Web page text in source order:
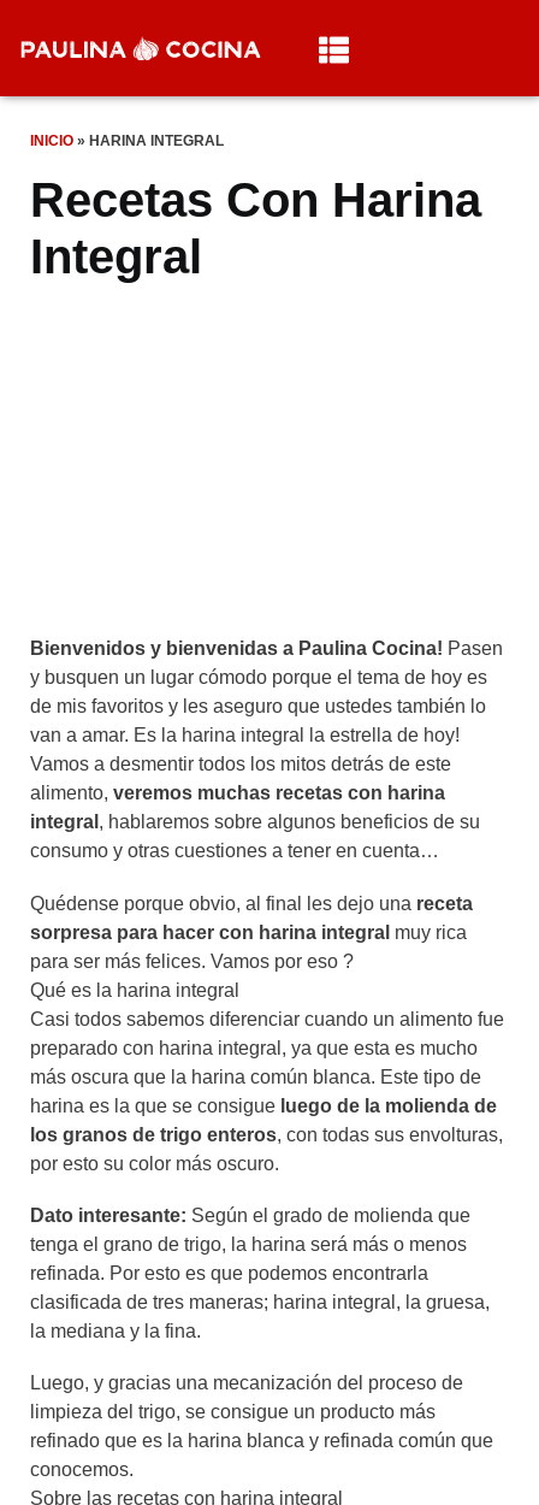
INICIO » HARINA INTEGRAL
Recetas Con Harina
Integral
Bienvenidos y bienvenidas a Paulina Cocina! Pasen
y busquen un lugar cómodo porque el tema de hoy es
de mis favoritos y les aseguro que ustedes también lo
van a amar. Es la harina integral la estrella de hoy!
Vamos a desmentir todos los mitos detrás de este
alimento, veremos muchas recetas con harina
integral , hablaremos sobre algunos beneficios de su
consumo y otras cuestiones a tener en cuenta…
Quédense porque obvio, al final les dejo una receta
sorpresa para hacer con harina integral muy rica
para ser más felices. Vamos por eso ?
Qué es la harina integral
Casi todos sabemos diferenciar cuando un alimento fue
preparado con harina integral, ya que esta es mucho
más oscura que la harina común blanca. Este tipo de
harina es la que se consigue luego de la molienda de
los granos de trigo enteros, con todas sus envolturas,
por esto su color más oscuro.
Dato interesante: Según el grado de molienda que
tenga el grano de trigo, la harina será más o menos
refinada. Por esto es que podemos encontrarla
clasificada de tres maneras; harina integral, la gruesa,
la mediana y la fina.
Luego, y gracias una mecanización del proceso de
limpieza del trigo, se consigue un producto más
refinado que es la harina blanca y refinada común que
conocemos.
Sobre las recetas con harina integral